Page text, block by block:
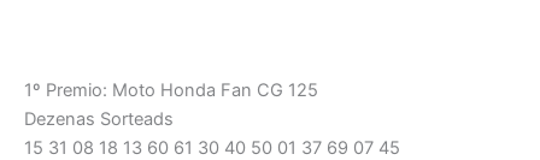
1º Premio: Moto Honda Fan CG 125
Dezenas Sorteads
15 31 08 18 13 60 61 30 40 50 01 37 69 07 45